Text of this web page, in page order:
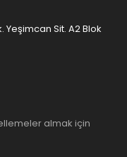
Yeşimcan Sit. A2 Blok
almak için